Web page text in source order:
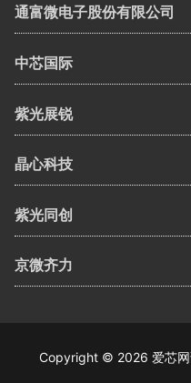
通富微电子股份有限公司
中芯国际
紫光展锐
晶心科技
紫光同创
京微齐力
Copyright © 2026 爱芯